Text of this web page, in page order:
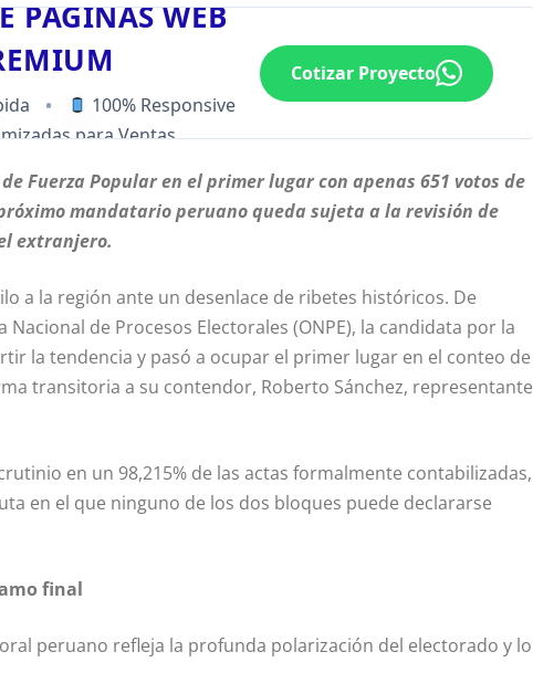
PÁGINAS WEB
•
100% Responsive
para Ventas
Cotizar Proyecto
Fuerza Popular en el primer lugar con apenas 651 votos de
mandatario peruano queda sujeta a la revisión de
extranjero.
a la región ante un desenlace de ribetes históricos. De
de Procesos Electorales (ONPE), la candidata por la
la tendencia y pasó a ocupar el primer lugar en el conteo de
transitoria a su contendor, Roberto Sánchez, representante
en un 98,215% de las actas formalmente contabilizadas,
en el que ninguno de los dos bloques puede declararse
final
peruano refleja la profunda polarización del electorado y lo